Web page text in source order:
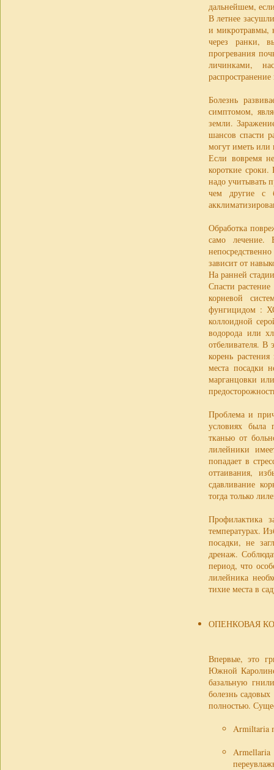
дальнейшем,
В летнее
и микротравмы,
через ранки,
прогревания
личинками,
Болезнь
симптомом,
земли.
шансов спасти
могут иметь или
Если вовремя
короткие
надо учитывать
чем другие с
Обработка
само лечение.
зависит от
На ранней
Спасти
корневой
фунгицидом :
коллоидной
водорода или
отбеливателя. В
корень
места посадки
марганцовки
Проблема и
условиях была
тканью от
лилейники
попадает в
оттаивания,
сдавливание
тогда только
Профилактика
температурах.
посадки, не
дренаж.
период, что
лилейника
тихие места в
ОПЕНКОВАЯ
Впервые, это
Южной
базальную
болезнь
полностью.
Armiltaria